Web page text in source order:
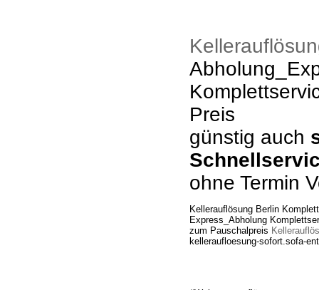
Preis
günstig auch
ohne Termin
Kellerauflösung Berlin
Express_Abholung
zum Pauschalpreis
kelleraufloesung-sofort.sofa-